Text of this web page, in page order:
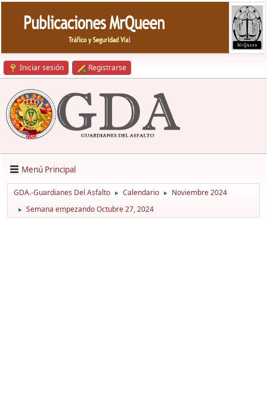
Iniciar sesión Registrarse
Menú Principal
GDA.-Guardianes Del Asfalto ► Calendario ► Noviembre 2024
► Semana empezando Octubre 27, 2024